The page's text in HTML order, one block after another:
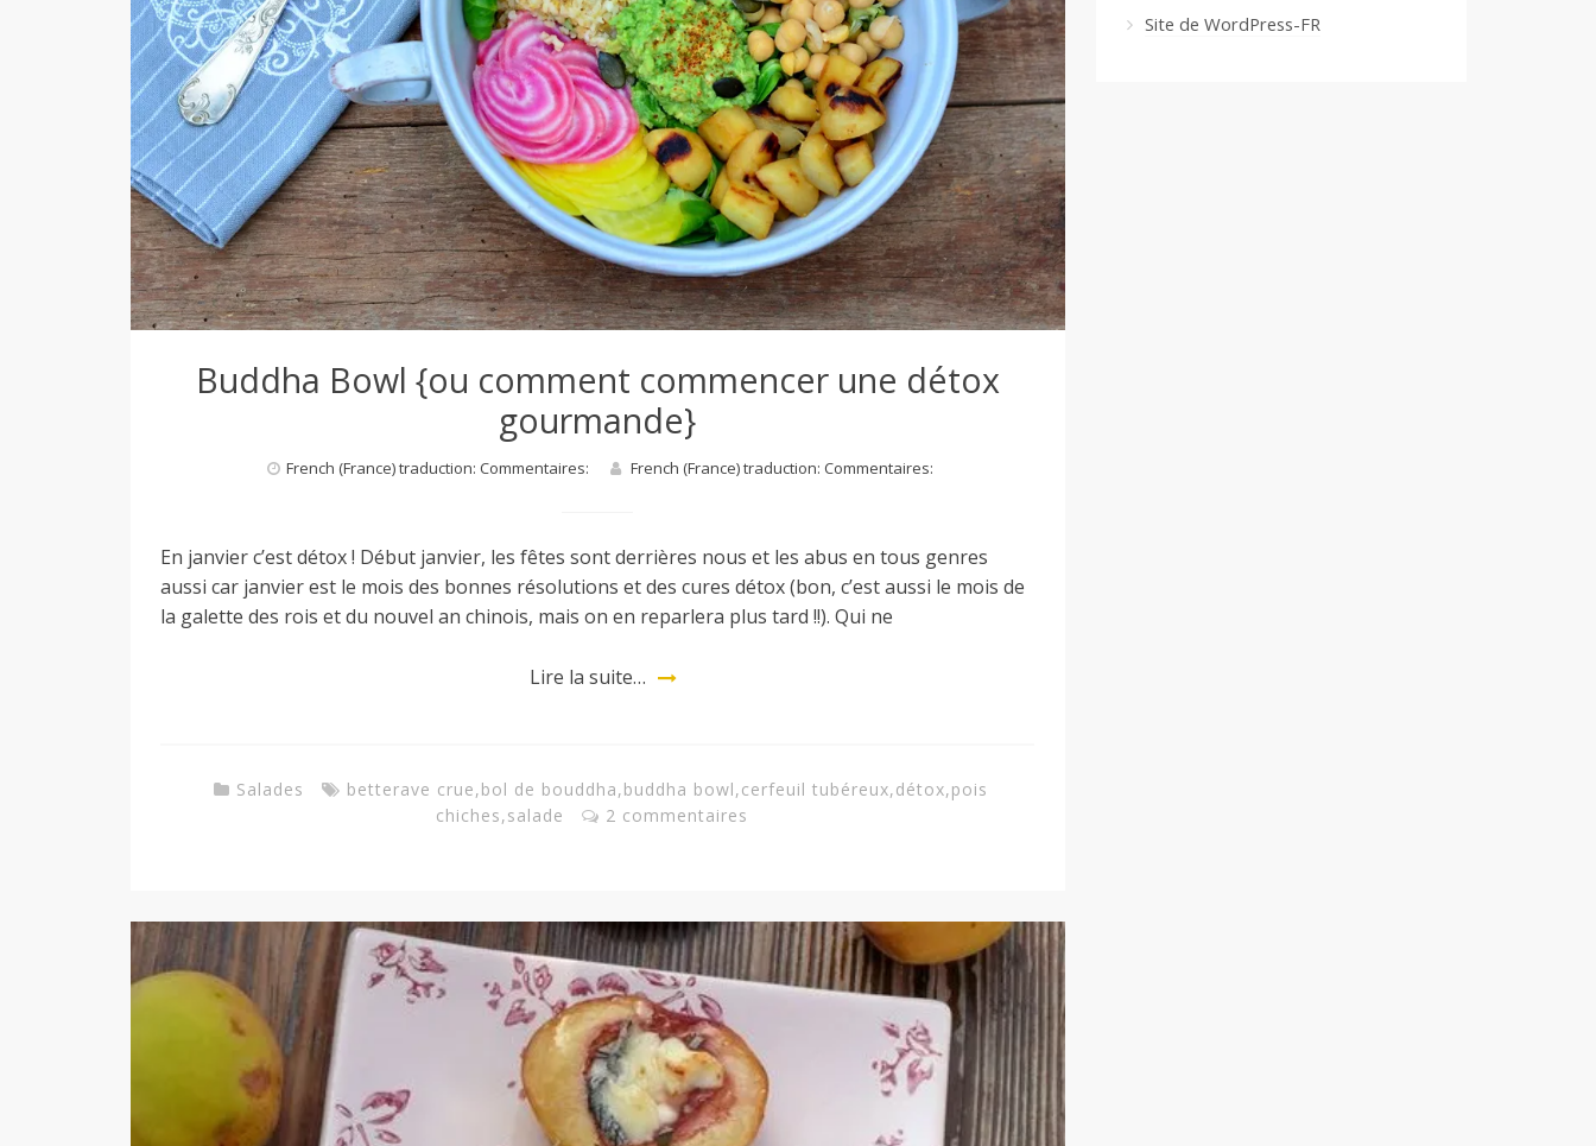
Buddha Bowl {ou comment commencer une détox
gourmande}
French (France) traduction: Commentaires: French (France) traduction: Commentaires:
En janvier c’est détox ! Début janvier, les fêtes sont derrières nous et les abus en tous genres
aussi car janvier est le mois des bonnes résolutions et des cures détox (bon, c’est aussi le mois de
la galette des rois et du nouvel an chinois, mais on en reparlera plus tard !!). Qui ne
Lire la suite…
Salades betterave crue,bol de bouddha,buddha bowl,cerfeuil tubéreux,détox,pois
chiches,salade 2 commentaires
Site de WordPress-FR